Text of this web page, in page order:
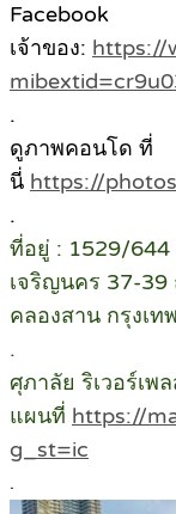
Facebook
เจ้าของ: https://
.
ดูภาพคอนโด ที่
นี่ https://
.
ที่อยู่ : 1529/644
เจริญนคร 37-39
คลองสาน กรุงเท
.
ศุภาลัย ริเวอร์เพ
แผนที่ https://
g_st=ic
.